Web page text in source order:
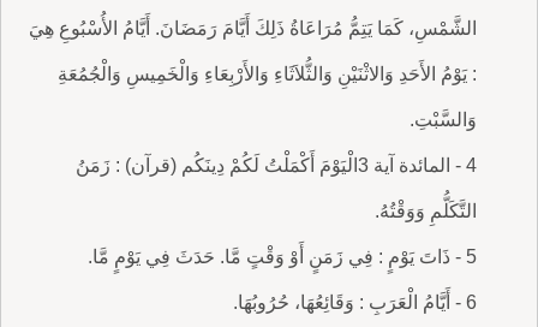
الشَّمْسِ، كَمَا يَتِمُّ مُرَاعَاةُ ذَلِكَ أَيَّامَ رَمَضَانَ. أَيَّامُ الأُسْبُوعِ هِيَ
: يَوْمُ الأَحَدِ وَالاثْنَيْنِ وَالثُّلاَثَاءِ وَالأَرْبِعَاءِ وَالْخَمِيسِ وَالْجُمُعَةِ
وَالسَّبْتِ.
4 - المائدة آية 3الْيَوْمَ أَكْمَلْتُ لَكُمْ دِينَكُم (قرآن) : زَمَنُ
التَّكَلُّمِ وَوَقْتُهُ.
5 - ذَاتَ يَوْمٍ : فِي زَمَنٍ أَوْ وَقْتٍ مَّا. حَدَثَ فِي يَوْمٍ مَّا.
6 - أَيَّامُ الْعَرَبِ : وَقَائِعُهَا، حُرُوبُهَا.